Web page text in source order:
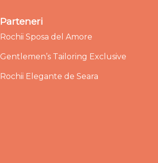
Parteneri
Rochii Sposa del Amore
Gentlemen’s Tailoring Exclusive
Rochii Elegante de Seara